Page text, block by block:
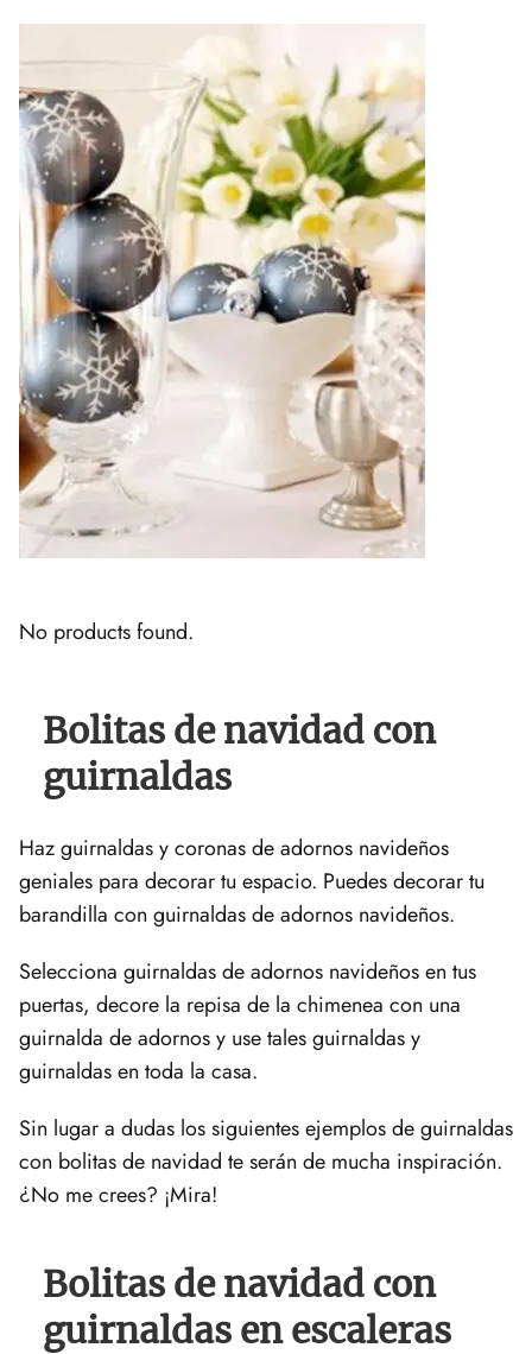
No products found.
Bolitas de navidad con
guirnaldas
Haz guirnaldas y coronas de adornos navideños
geniales para decorar tu espacio. Puedes decorar tu
barandilla con guirnaldas de adornos navideños.
Selecciona guirnaldas de adornos navideños en tus
puertas, decore la repisa de la chimenea con una
guirnalda de adornos y use tales guirnaldas y
guirnaldas en toda la casa.
Sin lugar a dudas los siguientes ejemplos de guirnaldas
con bolitas de navidad te serán de mucha inspiración.
¿No me crees? ¡Mira!
Bolitas de navidad con
guirnaldas en escaleras